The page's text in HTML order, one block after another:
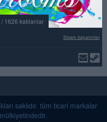
1626 katılanlar
Steam başarımları
saklıdır. tüm ticari markalar